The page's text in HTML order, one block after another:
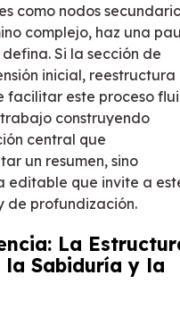
como nodos
complejo, haz una
Si la sección de
inicial, reestructura
facilitar este proceso
construyendo
central que
un resumen, sino
editable que invite a
de profundización.
La
la Sabiduría y la